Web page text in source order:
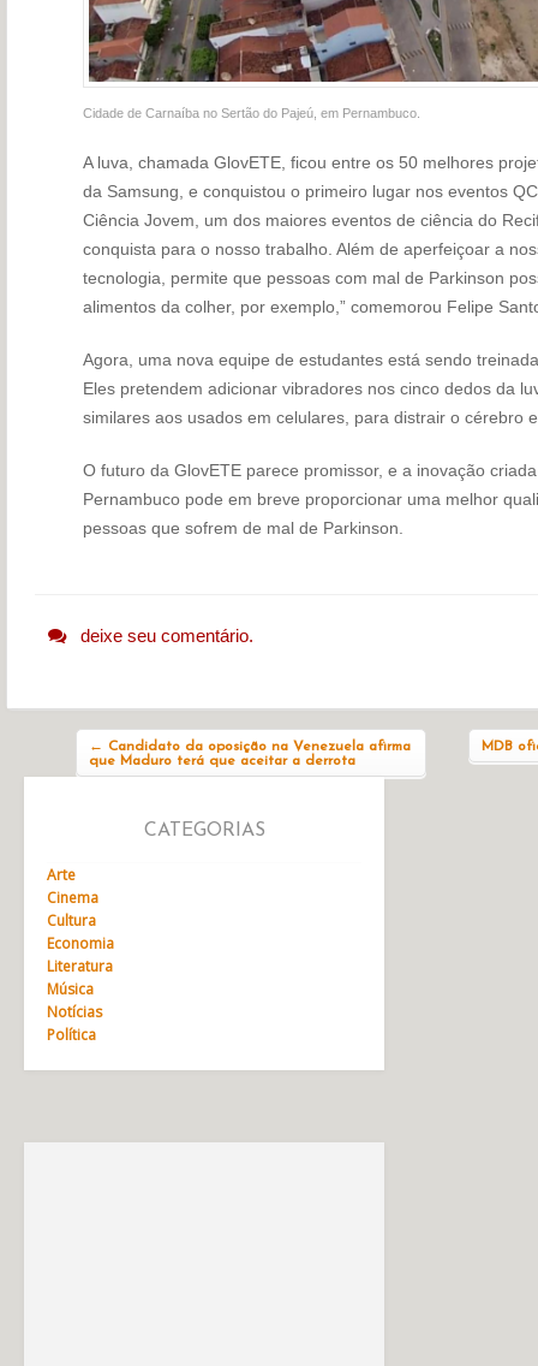
Cidade de Carnaíba no Sertão do Pajeú, em Pernambuco.
A luva, chamada GlovETE, ficou entre os 50 melhores
da Samsung, e conquistou o primeiro lugar nos eventos
Ciência Jovem, um dos maiores eventos de ciência do
conquista para o nosso trabalho. Além de aperfeiçoar a
tecnologia, permite que pessoas com mal de Parkinson
alimentos da colher, por exemplo,” comemorou Felipe
Agora, uma nova equipe de estudantes está sendo
Eles pretendem adicionar vibradores nos cinco dedos da
similares aos usados em celulares, para distrair o cérebro
O futuro da GlovETE parece promissor, e a inovação
Pernambuco pode em breve proporcionar uma melhor
pessoas que sofrem de mal de Parkinson.
deixe seu comentário.
← Candidato da oposição na Venezuela afirma
que Maduro terá que aceitar a derrota
MDB
CATEGORIAS
Arte
Cinema
Cultura
Economia
Literatura
Música
Notícias
Política